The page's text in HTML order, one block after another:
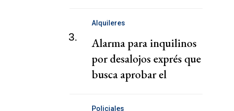
IA
3.
Alquileres
Alarma para inquilinos
por desalojos exprés que
busca aprobar el
Policiales